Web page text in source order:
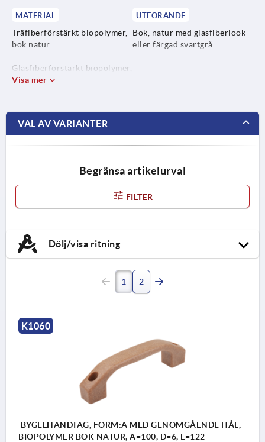
MATERIAL
Träfiberförstärkt biopolymer,
bok natur.
Glasfiberförstärkt biopolymer,
svartgrå.
UTFÖRANDE
Bok, natur med glasfiberlook
eller färgad svartgrå.
Visa mer
VAL AV VARIANTER
Begränsa artikelurval
FILTER
Dölj/visa ritning
1 2
K1060
BYGELHANDTAG, FORM:A MED GENOMGÅENDE HÅL,
BIOPOLYMER BOK NATUR, A=100, D=6, L=122